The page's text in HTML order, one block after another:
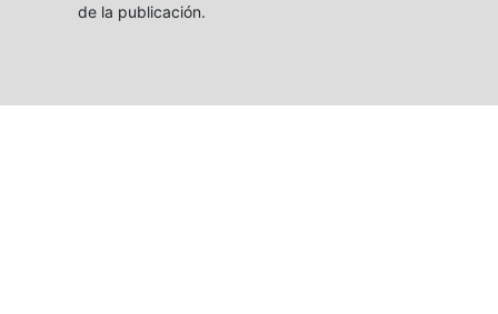
de la publicación.